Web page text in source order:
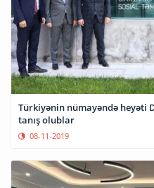
Türkiyənin nümayəndə heyəti
tanış olublar
08-11-2019